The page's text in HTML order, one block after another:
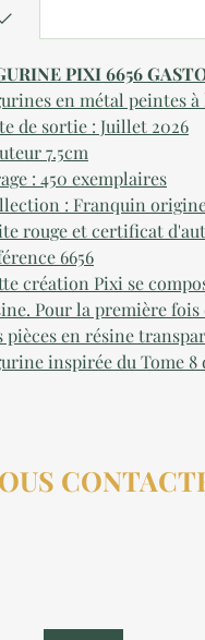
PIXI 6656
en métal peintes à
de sortie : Juillet 2026
7.5cm
: 450 exemplaires
: Franquin
rouge et certificat
6656
création Pixi se
Pour la première
pièces en résine
inspirée du Tome 8